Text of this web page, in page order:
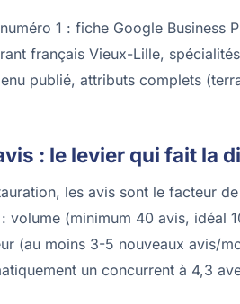
1 : fiche Google
français Vieux-Lille,
publié, attributs complets
: le levier qui fait la
les avis sont le facteur
volume (minimum 40 avis, idéal
(au moins 3-5 nouveaux avis/
un concurrent à 4,3